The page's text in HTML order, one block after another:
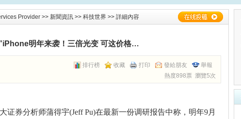
Provider >> 新聞資訊 >> 科技世界 >> 詳細內容
明年来袭！三倍光变 可这价格…
排行榜 收藏 打印 發給朋友 舉報
熱度898票 瀏覽5次
证券分析师蒲得宇(Jeff Pu)在最新一份调研报告中称，明年9月